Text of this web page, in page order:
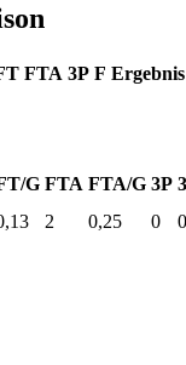
FTA 3P F Ergebnis
G FTA FTA/G 3P
2 0,25 0